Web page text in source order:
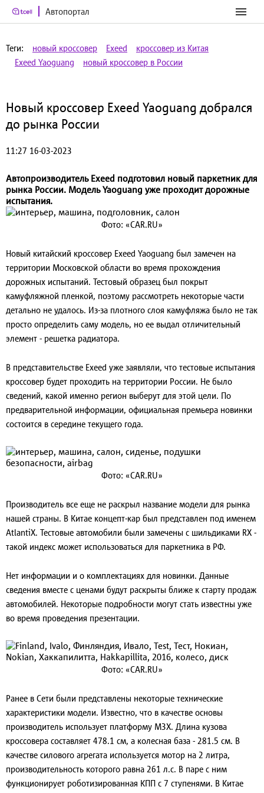
Автопортал
Теги: новый кроссовер Exeed
кроссовер из Китая
Exeed Yaoguang
новый кроссовер в России
Новый кроссовер Exeed Yaoguang добрался
до рынка России
11:27 16-03-2023
Автопроизводитель Exeed подготовил новый паркетник для
рынка России. Модель Yaoguang уже проходит дорожные
испытания.
Фото: «CAR.RU»
Новый китайский кроссовер Exeed Yaoguang был замечен на
территории Московской области во время прохождения
дорожных испытаний. Тестовый образец был покрыт
камуфляжной пленкой, поэтому рассмотреть некоторые части
детально не удалось. Из-за плотного слоя камуфляжа было не так
просто определить саму модель, но ее выдал отличительный
элемент - решетка радиатора.
В представительстве Exeed уже заявляли, что тестовые испытания
кроссовер будет проходить на территории России. Не было
сведений, какой именно регион выберут для этой цели. По
предварительной информации, официальная премьера новинки
состоится в середине текущего года.
Фото: «CAR.RU»
Производитель все еще не раскрыл название модели для рынка
нашей страны. В Китае концепт-кар был представлен под именем
AtlantiX. Тестовые автомобили были замечены с шильдиками RX -
такой индекс может использоваться для паркетника в РФ.
Нет информации и о комплектациях для новинки. Данные
сведения вместе с ценами будут раскрыты ближе к старту продаж
автомобилей. Некоторые подробности могут стать известны уже
во время проведения презентации.
Фото: «CAR.RU»
Ранее в Сети были представлены некоторые технические
характеристики модели. Известно, что в качестве основы
производитель использует платформу M3X. Длина кузова
кроссовера составляет 478.1 см, а колесная база - 281.5 см. В
качестве силового агрегата используется мотор на 2 литра,
производительность которого равна 261 л.с. В паре с ним
функционирует роботизированная КПП с 7 ступенями. В Китае